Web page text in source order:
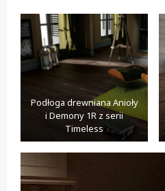
Podłoga drewniana Anioły
i Demony 1R z serii
Timeless